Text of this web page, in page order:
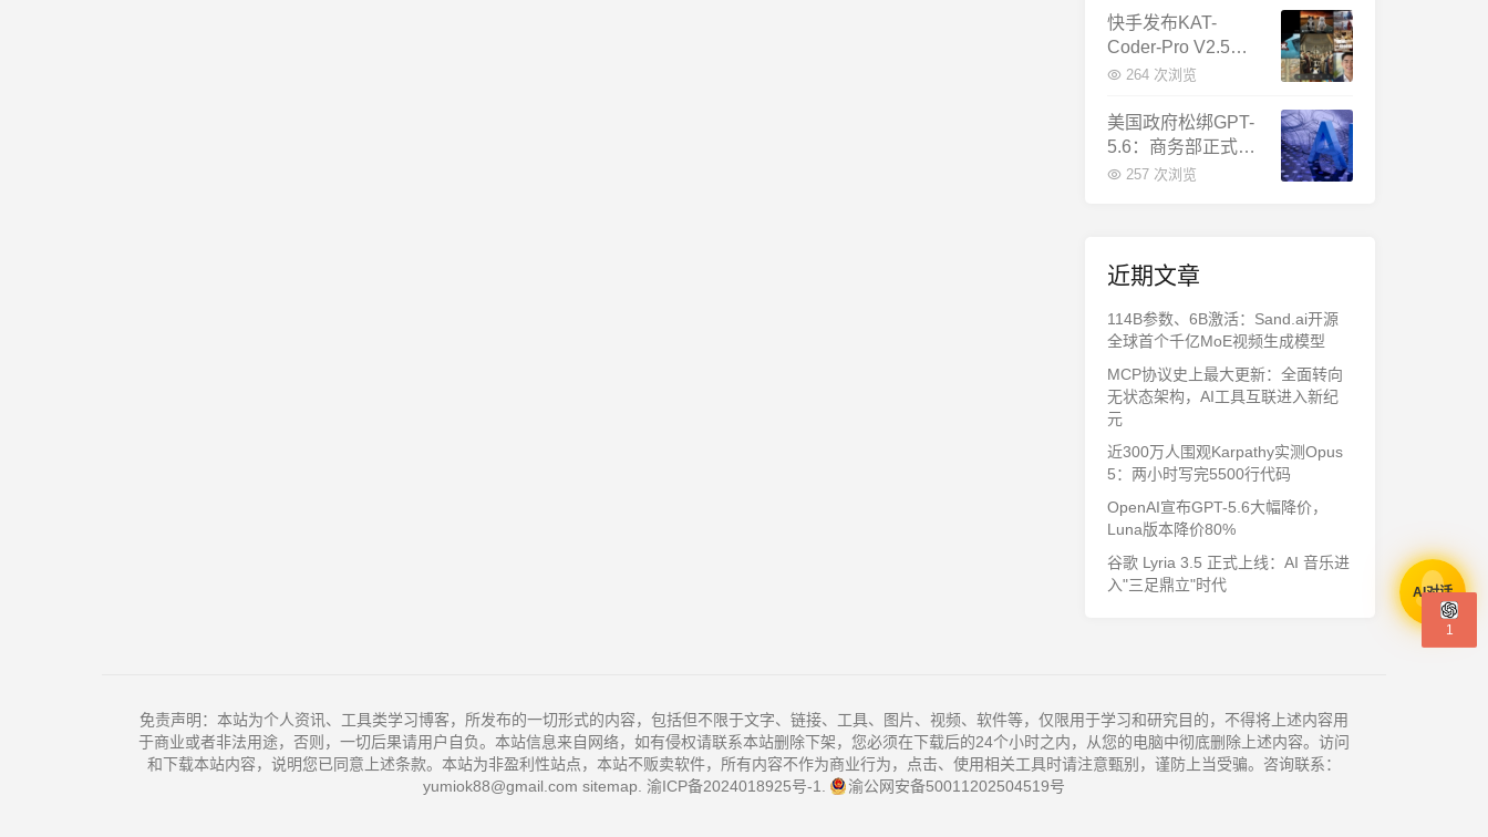
球AI合作新中心
快手发布KAT-
Coder-Pro V2.5：
首个能端到端跑通
编程模型
264 次浏览
美国政府松绑GPT-
5.6：商务部正式放
行，OpenAI本周全
257 次浏览
近期文章
114B参数、6B激活：Sand.ai开源
全球首个千亿MoE视频生成模型
MCP协议史上最大更新：全面转向
无状态架构，AI工具互联进入新纪
元
近300万人围观Karpathy实测Opus
5：两小时写完5500行代码
OpenAI宣布GPT-5.6大幅降价，
Luna版本降价80%
谷歌 Lyria 3.5 正式上线：AI 音乐进
入"三足鼎立"时代
免责声明：本站为个人资讯、工具类学习博客，所发布的一切形式的内容，包括但不限于文字、链接、工具、图片、视频、软件等，仅限用于学习和研究目的，不得将上述内容用
于商业或者非法用途，否则，一切后果请用户自负。本站信息来自网络，如有侵权请联系本站删除下架，您必须在下载后的24个小时之内，从您的电脑中彻底删除上述内容。访问
和下载本站内容，说明您已同意上述条款。本站为非盈利性站点，本站不贩卖软件，所有内容不作为商业行为，点击、使用相关工具时请注意甄别，谨防上当受骗。咨询联系：
yumiok88@gmail.com sitemap 渝ICP备2024018925号-1 渝公网安备50011202504519号
1
AI对话